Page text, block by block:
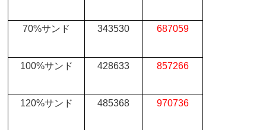
70%サンド 343530 687059
100%サンド 428633 857266
120%サンド 485368 970736